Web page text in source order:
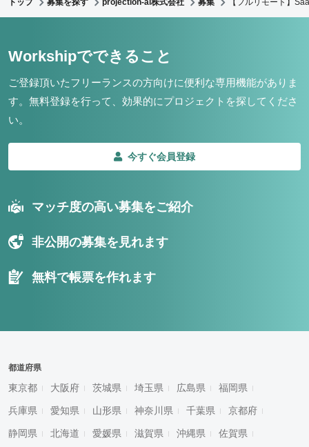
トップ 募集を探す projection-ai株式会社 募集 【フルリモート】
Workshipでできること
ご登録頂いたフリーランスの方向けに便利な専用機能がありま
す。 無料登録を行って、効果的にプロジェクトを探してくださ
い。
今すぐ会員登録
マッチ度の高い募集をご紹介
非公開の募集を見れます
無料で帳票を作れます
都道府県
東京都 大阪府 茨城県 埼玉県 広島県 福岡県
兵庫県 愛知県 山形県 神奈川県 千葉県 京都府
静岡県 北海道 愛媛県 滋賀県 沖縄県 佐賀県